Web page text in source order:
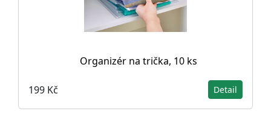
Organizér na trička, 10 ks
199 Kč Detail